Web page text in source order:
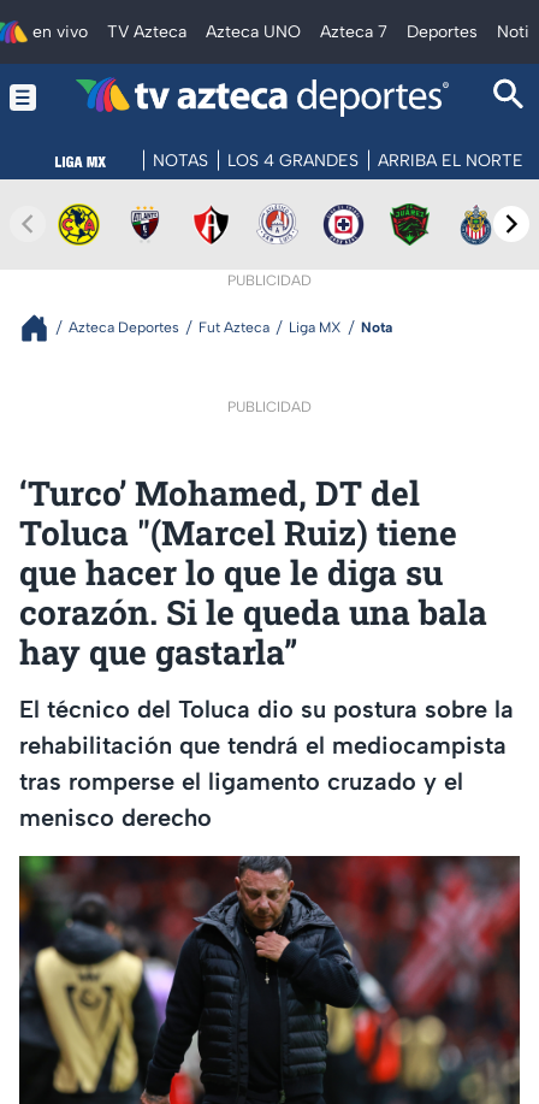
en vivo TV Azteca Azteca UNO Azteca 7 Deportes
NOTAS LOS 4 GRANDES ARRIBA EL NORTE
PUBLICIDAD
Azteca Deportes Fut Azteca Liga MX Nota
PUBLICIDAD
‘Turco’ Mohamed, DT del
Toluca "(Marcel Ruiz) tiene
que hacer lo que le diga su
corazón. Si le queda una bala
hay que gastarla”
El técnico del Toluca dio su postura sobre la
rehabilitación que tendrá el mediocampista
tras romperse el ligamento cruzado y el
menisco derecho